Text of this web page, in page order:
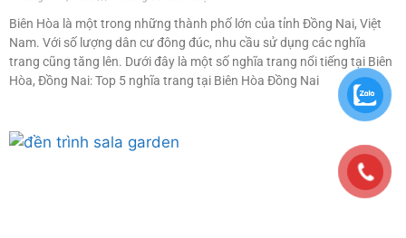
Biên Hòa là một trong những thành phố lớn của tỉnh Đồng Nai, Việt
Nam. Với số lượng dân cư đông đúc, nhu cầu sử dụng các nghĩa
trang cũng tăng lên. Dưới đây là một số nghĩa trang nổi tiếng tại Biên
Hòa, Đồng Nai: Top 5 nghĩa trang tại Biên Hòa Đồng Nai